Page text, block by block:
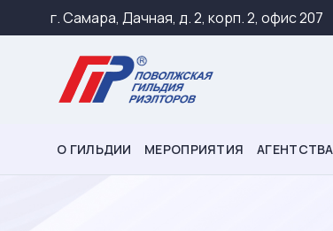
г. Самара, Дачная, д. 2, корп. 2, офис 207
О ГИЛЬДИИ МЕРОПРИЯТИЯ